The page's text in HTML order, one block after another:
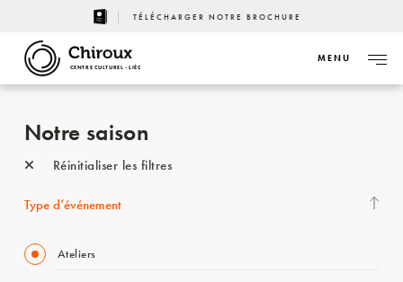
TÉLÉCHARGER NOTRE BROCHURE
CENTRE CULTUREL - LIÈGE
MENU
Notre saison
Réinitialiser les filtres
Type d’événement
Ateliers